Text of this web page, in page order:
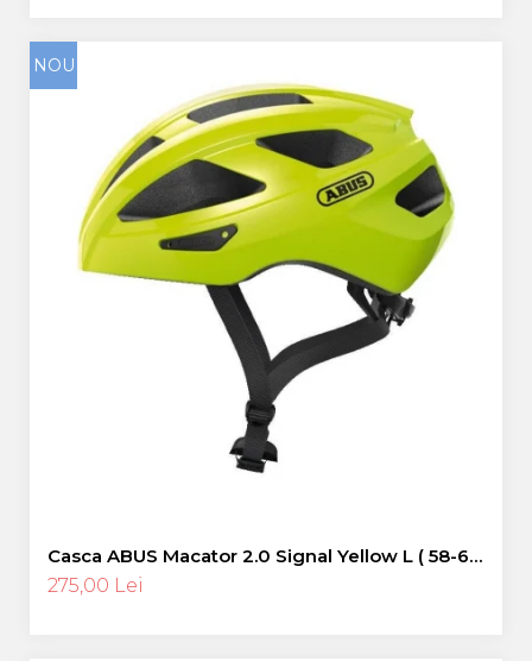
NOU
Casca ABUS Macator 2.0 Signal Yellow L ( 58-62
cm)
275,00 Lei